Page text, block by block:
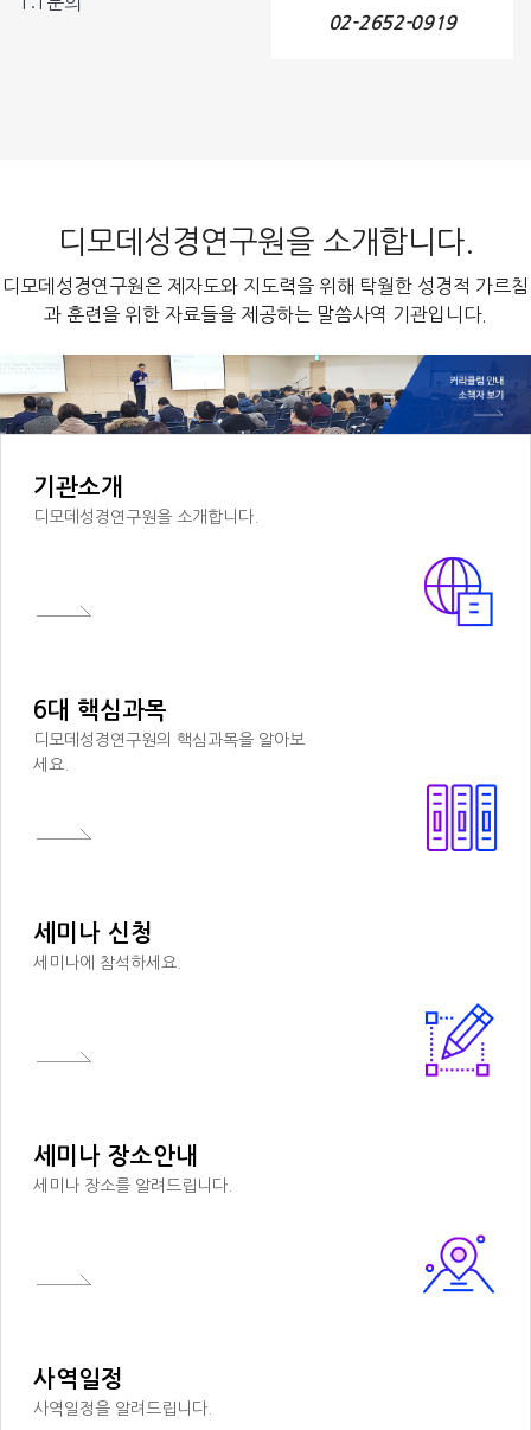
02-2652-0919
디모데성경연구원을 소개합니다.
디모데성경연구원은 제자도와 지도력을 위해 탁월한 성경적 가르침
과 훈련을 위한 자료들을 제공하는 말씀사역 기관입니다.
기관소개
디모데성경연구원을 소개합니다.
6대 핵심과목
디모데성경연구원의 핵심과목을 알아보
세요.
세미나 신청
세미나에 참석하세요.
세미나 장소안내
세미나 장소를 알려드립니다.
사역일정
사역일정을 알려드립니다.